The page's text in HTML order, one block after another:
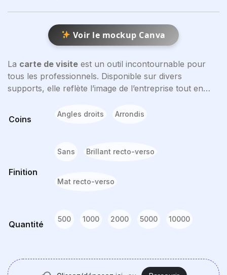
Voir le mockup Canva
La carte de visite est un outil incontournable pour
tous les professionnels. Disponible sur divers
supports, elle reflète l’image de l’entreprise tout en
haut de gamme comme le pelliculage, elle devient un
véritable vecteur de communication. Disponible en
qu’un simple support : c’est un outil publicitaire
Coins
Angles droits Arrondis
Finition
Sans Brillant recto-verso
Mat recto-verso
Quantité
500 1000 2000 5000 10000